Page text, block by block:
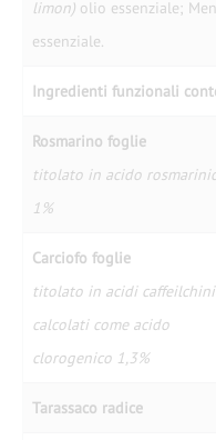
limon) olio essenziale;
essenziale.
Ingredienti funzionali
Rosmarino foglie
titolato in acido
1%
Carciofo foglie
titolato in acidi
calcolati come acido
clorogenico 1,3%
Tarassaco radice